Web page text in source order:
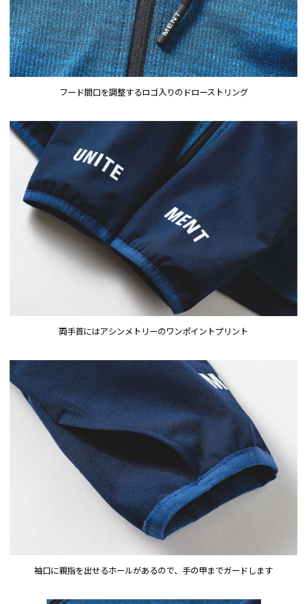
フード間口を調整するロゴ入りのドローストリング
両手首にはアシンメトリーのワンポイントプリント
袖口に親指を出せるホールがあるので、手の甲までガードします